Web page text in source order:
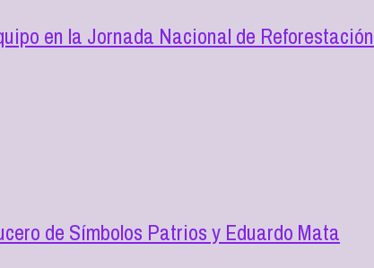
en la Jornada Nacional de
de Símbolos Patrios y Eduardo Mata